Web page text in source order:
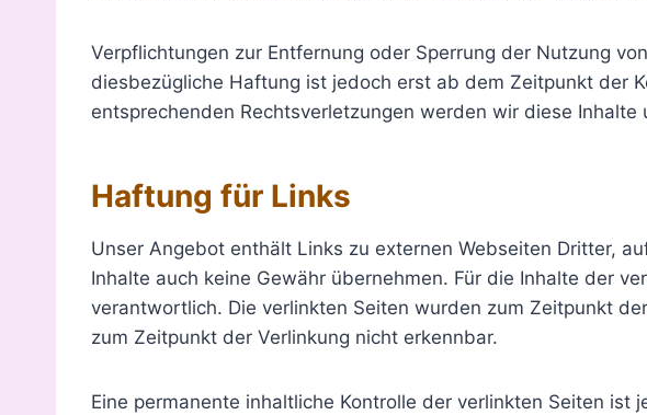
Verpflichtungen zur Entfernung oder Sperrung der Nutzung
diesbezügliche Haftung ist jedoch erst ab dem Zeitpunkt der
entsprechenden Rechtsverletzungen werden wir diese Inhalte
Haftung für Links
Unser Angebot enthält Links zu externen Webseiten Dritter,
Inhalte auch keine Gewähr übernehmen. Für die Inhalte der
verantwortlich. Die verlinkten Seiten wurden zum Zeitpunkt
zum Zeitpunkt der Verlinkung nicht erkennbar.
Eine permanente inhaltliche Kontrolle der verlinkten Seiten